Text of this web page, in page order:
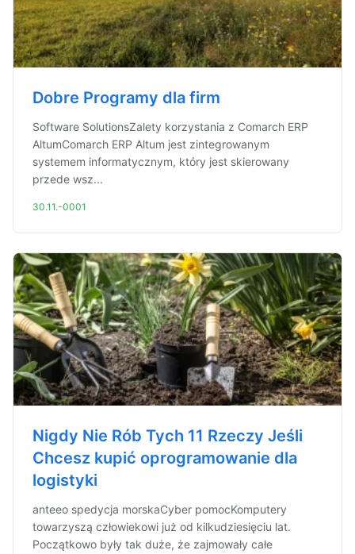
Dobre Programy dla firm
Software SolutionsZalety korzystania z Comarch ERP
AltumComarch ERP Altum jest zintegrowanym
systemem informatycznym, który jest skierowany
przede wsz...
30.11.-0001
Nigdy Nie Rób Tych 11 Rzeczy Jeśli
Chcesz kupić oprogramowanie dla
logistyki
anteeo spedycja morskaCyber pomocKomputery
towarzyszą człowiekowi już od kilkudziesięciu lat.
Początkowo były tak duże, że zajmowały całe